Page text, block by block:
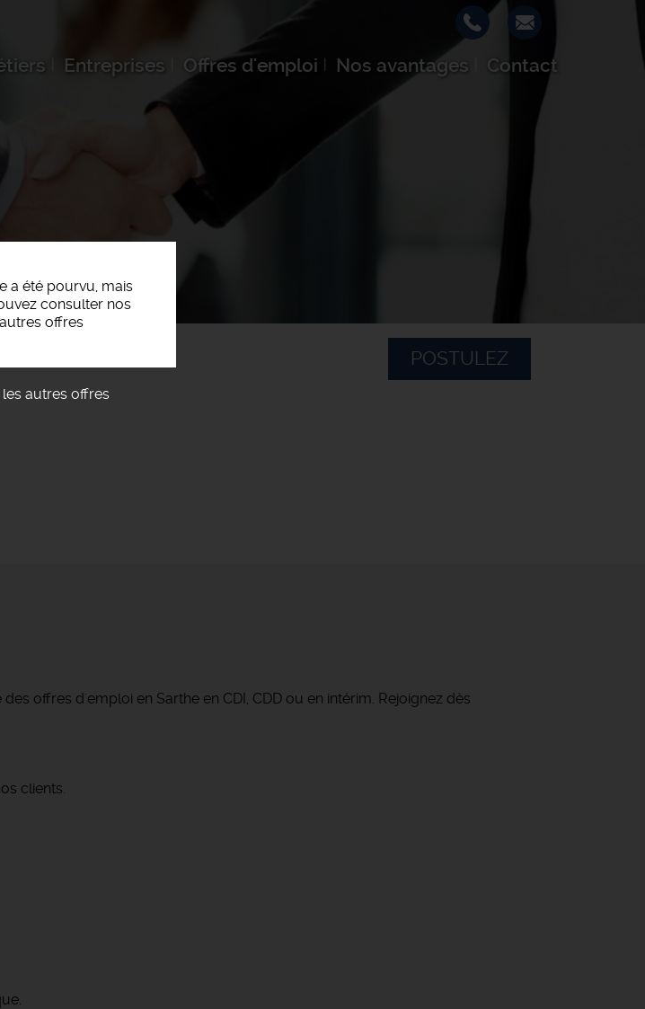
Entreprises Offres d'emploi Nos avantages Contact
a été pourvu, mais
consulter nos
autres offres
les autres offres
POSTULEZ
offres d'emploi en Sarthe en CDI, CDD ou en intérim. Rejoignez dès
clients.